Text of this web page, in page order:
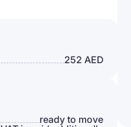
252 AED
ready to move